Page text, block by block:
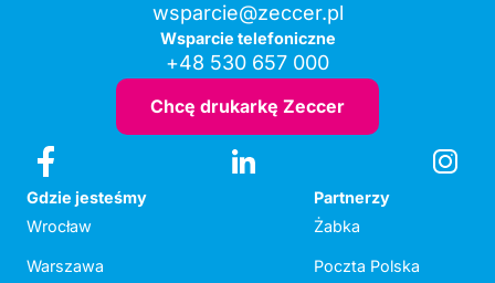
wsparcie@zeccer.pl
Wsparcie telefoniczne
+48 530 657 000
Chcę drukarkę Zeccer
Gdzie jesteśmy
Wrocław
Warszawa
Partnerzy
Żabka
Poczta Polska